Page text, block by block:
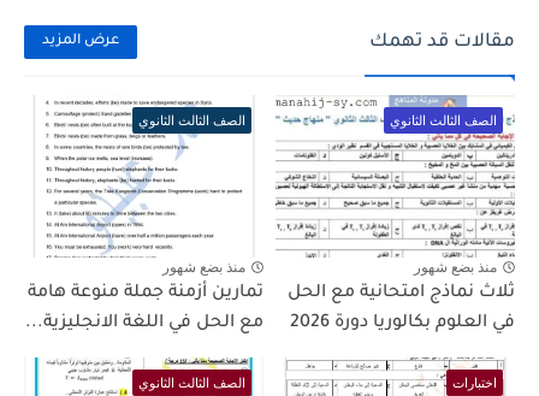
مقالات قد تهمك عرض المزيد
الصف الثالث الثانوي
منذ بضع شهور
ثلاث نماذج امتحانية مع الحل
في العلوم بكالوريا دورة 2026
الصف الثالث الثانوي
منذ بضع شهور
تمارين أزمنة جملة منوعة هامة
مع الحل في اللغة الانجليزية...
اختبارات الصف الثالث الثانوي